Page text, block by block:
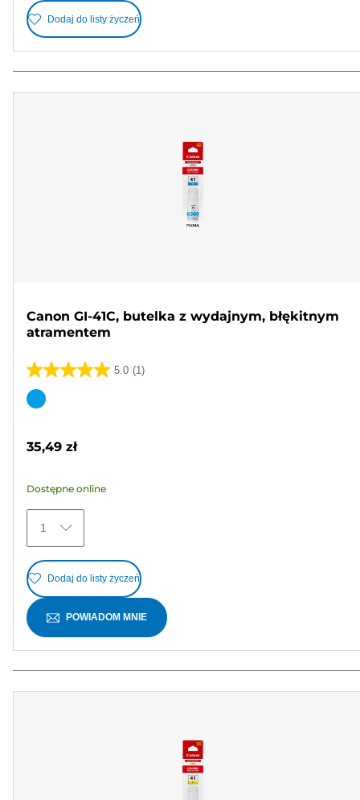
Dodaj do listy życzeń
Canon GI-41C, butelka z wydajnym, błękitnym
atramentem
5.0 (1)
5.0
na
1
Wkład
35,49 zł
Dostępne online
1
Dodaj do listy życzeń
POWIADOM MNIE